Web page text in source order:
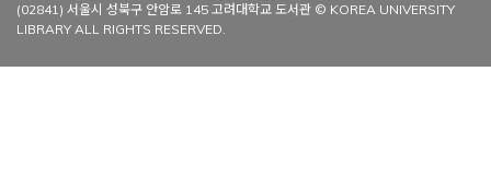
(02841) 서울시 성북구 안암로 145 고려대학교 도서관 © KOREA UNIVERSITY
LIBRARY ALL RIGHTS RESERVED.